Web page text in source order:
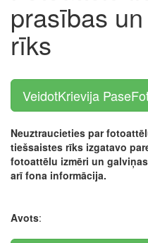
prasības
rīks
VeidotKrievija
Neuztraucieties par
tiešsaistes rīks izgatavo
fotoattēlu izmēri un
arī fona informācija.
Avots: